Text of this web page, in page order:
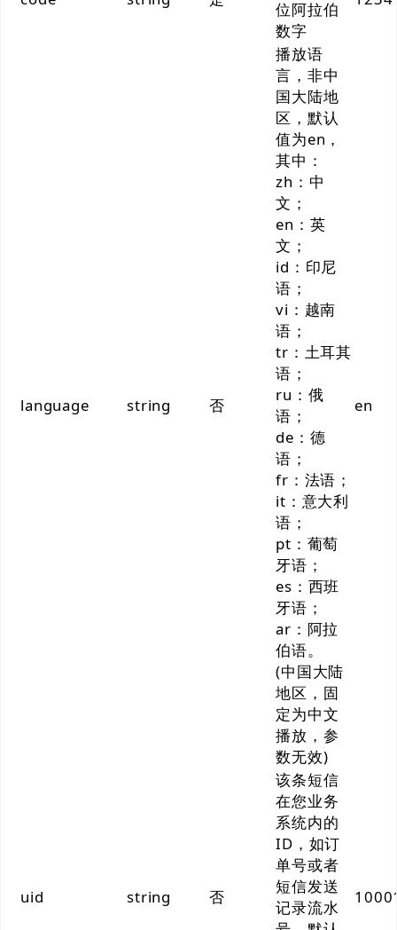
位阿拉伯
数字
language string 否
播放语
言，非中
国大陆地
区，默认
值为en，
其中：
zh：中
文；
en：英
文；
id：印尼
语；
vi：越南
语；
tr：土耳其
语；
ru：俄
语；
de：德
语；
fr：法语；
it：意大利
语；
pt：葡萄
牙语；
es：西班
牙语；
ar：阿拉
伯语。
(中国大陆
地区 ，固
定为中文
播放，参
数无效)
en
uid string 否
该条短信
在您业务
系统内的
ID，如订
单号或者
短信发送
记录流水